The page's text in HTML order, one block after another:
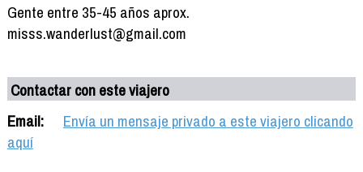
Gente entre 35-45 años aprox.
misss.wanderlust@gmail.com
Contactar con este viajero
Email:
Envía un mensaje privado a este viajero clicando
aquí